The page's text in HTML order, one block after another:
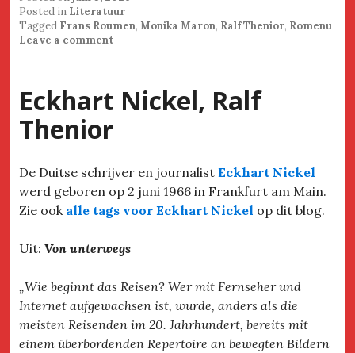
Posted in Literatuur
Tagged Frans Roumen, Monika Maron, Ralf Thenior, Romenu
Leave a comment
Eckhart Nickel, Ralf
Thenior
De Duitse schrijver en journalist Eckhart Nickel
werd geboren op 2 juni 1966 in Frankfurt am Main.
Zie ook alle tags voor Eckhart Nickel op dit blog.
Uit: Von unterwegs
„Wie beginnt das Reisen? Wer mit Fernseher und
Internet aufgewachsen ist, wurde, anders als die
meisten Reisenden im 20. Jahrhundert, bereits mit
einem überbordenden Repertoire an bewegten Bildern